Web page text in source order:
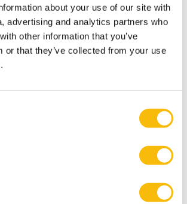
about your use of our site with
advertising and analytics partners who
other information that you’ve
or that they’ve collected from your use
op tal van voorheen
in de obligatiemarkt die zij idealiter
risicobeoordeling”.
in mijn promotietraject heeft mij
en heb ik mijn onderzoek
bekende internationale conferenties
York, San Diego, Parijs en Lissabon.
en aanbevelingen